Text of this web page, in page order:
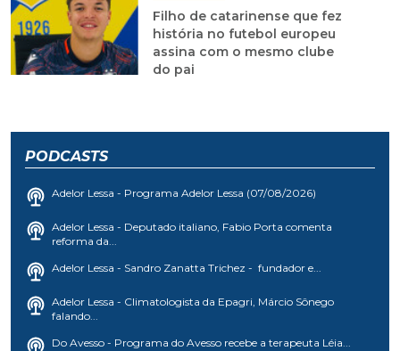
Filho de catarinense que fez
história no futebol europeu
assina com o mesmo clube
do pai
PODCASTS
Adelor Lessa - Programa Adelor Lessa (07/08/2026)
Adelor Lessa - Deputado italiano, Fabio Porta comenta
reforma da...
Adelor Lessa - Sandro Zanatta Trichez - fundador e...
Adelor Lessa - Climatologista da Epagri, Márcio Sônego
falando...
Do Avesso - Programa do Avesso recebe a terapeuta Léia...